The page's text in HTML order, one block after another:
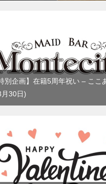
別企画】在籍5周年祝い – ここ
30日